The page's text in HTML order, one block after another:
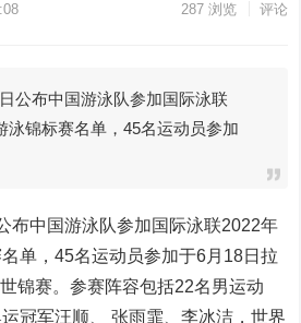
287浏览 评论
公布中国游泳队参加国际泳联
泳锦标赛名单，45名运动员参加
布中国游泳队参加国际泳联2022年
单，45名运动员参加于6月18日拉
锦赛。参赛阵容包括22名男运动
冠军汪顺、 张雨霏、李冰洁，世界